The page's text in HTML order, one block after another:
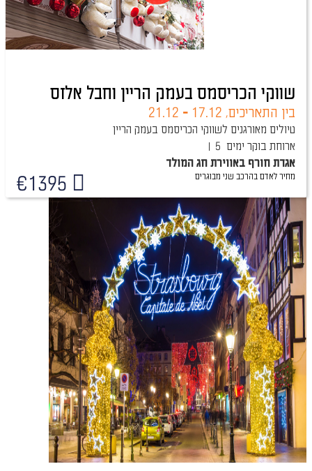
שווקי הכריסמס בעמק הריין וחבל אלזס
בין התאריכים, -
21.12
טיולים מאורגנים לשווקי הכריסמס בעמק הריין
5 ימים ארוחת בוקר
אגדת חורף באווירת חג המולד
€1395 מחיר לאדם בהרכב שני מבוגרים